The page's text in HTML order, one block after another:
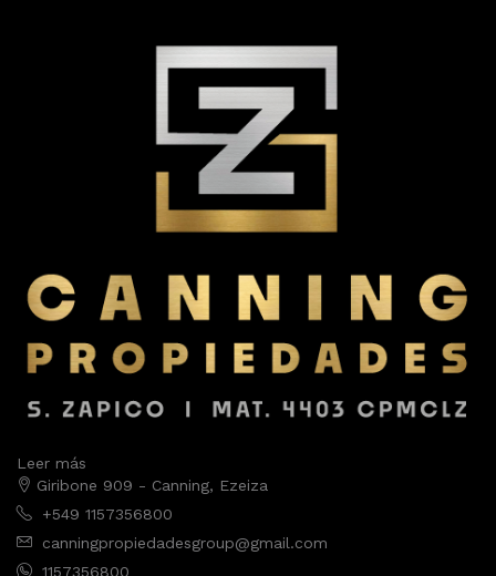
Leer más
Giribone 909 - Canning, Ezeiza
+549 1157356800
canningpropiedadesgroup@gmail.com
1157356800